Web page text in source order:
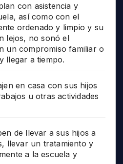
con asistencia y
así como con el
ordenado y limpio y su
lejos, no sonó el
un compromiso familiar o
llegar a tiempo.
en casa con sus hijos
u otras actividades
de llevar a sus hijos a
llevar un tratamiento y
a la escuela y